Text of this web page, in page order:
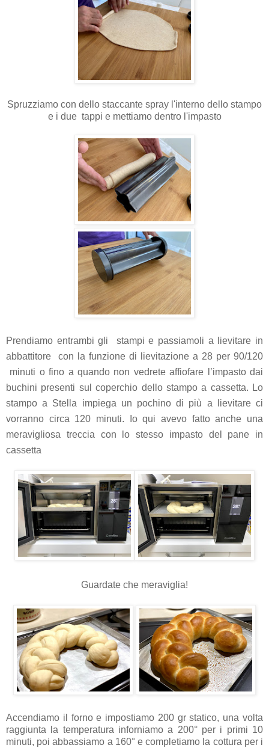
Spruzziamo con dello staccante spray l'interno dello stampo
e i due tappi e mettiamo dentro l'impasto
Prendiamo entrambi gli stampi e passiamoli a lievitare in
abbattitore con la funzione di lievitazione a 28 per 90/120
minuti o fino a quando non vedrete affiofare l’impasto dai
buchini presenti sul coperchio dello stampo a cassetta. Lo
stampo a Stella impiega un pochino di più a lievitare ci
vorranno circa 120 minuti. Io qui avevo fatto anche una
meravigliosa treccia con lo stesso impasto del pane in
cassetta
Guardate che meraviglia!
Accendiamo il forno e impostiamo 200 gr statico, una volta
raggiunta la temperatura inforniamo a 200° per i primi 10
minuti, poi abbassiamo a 160° e completiamo la cottura per i